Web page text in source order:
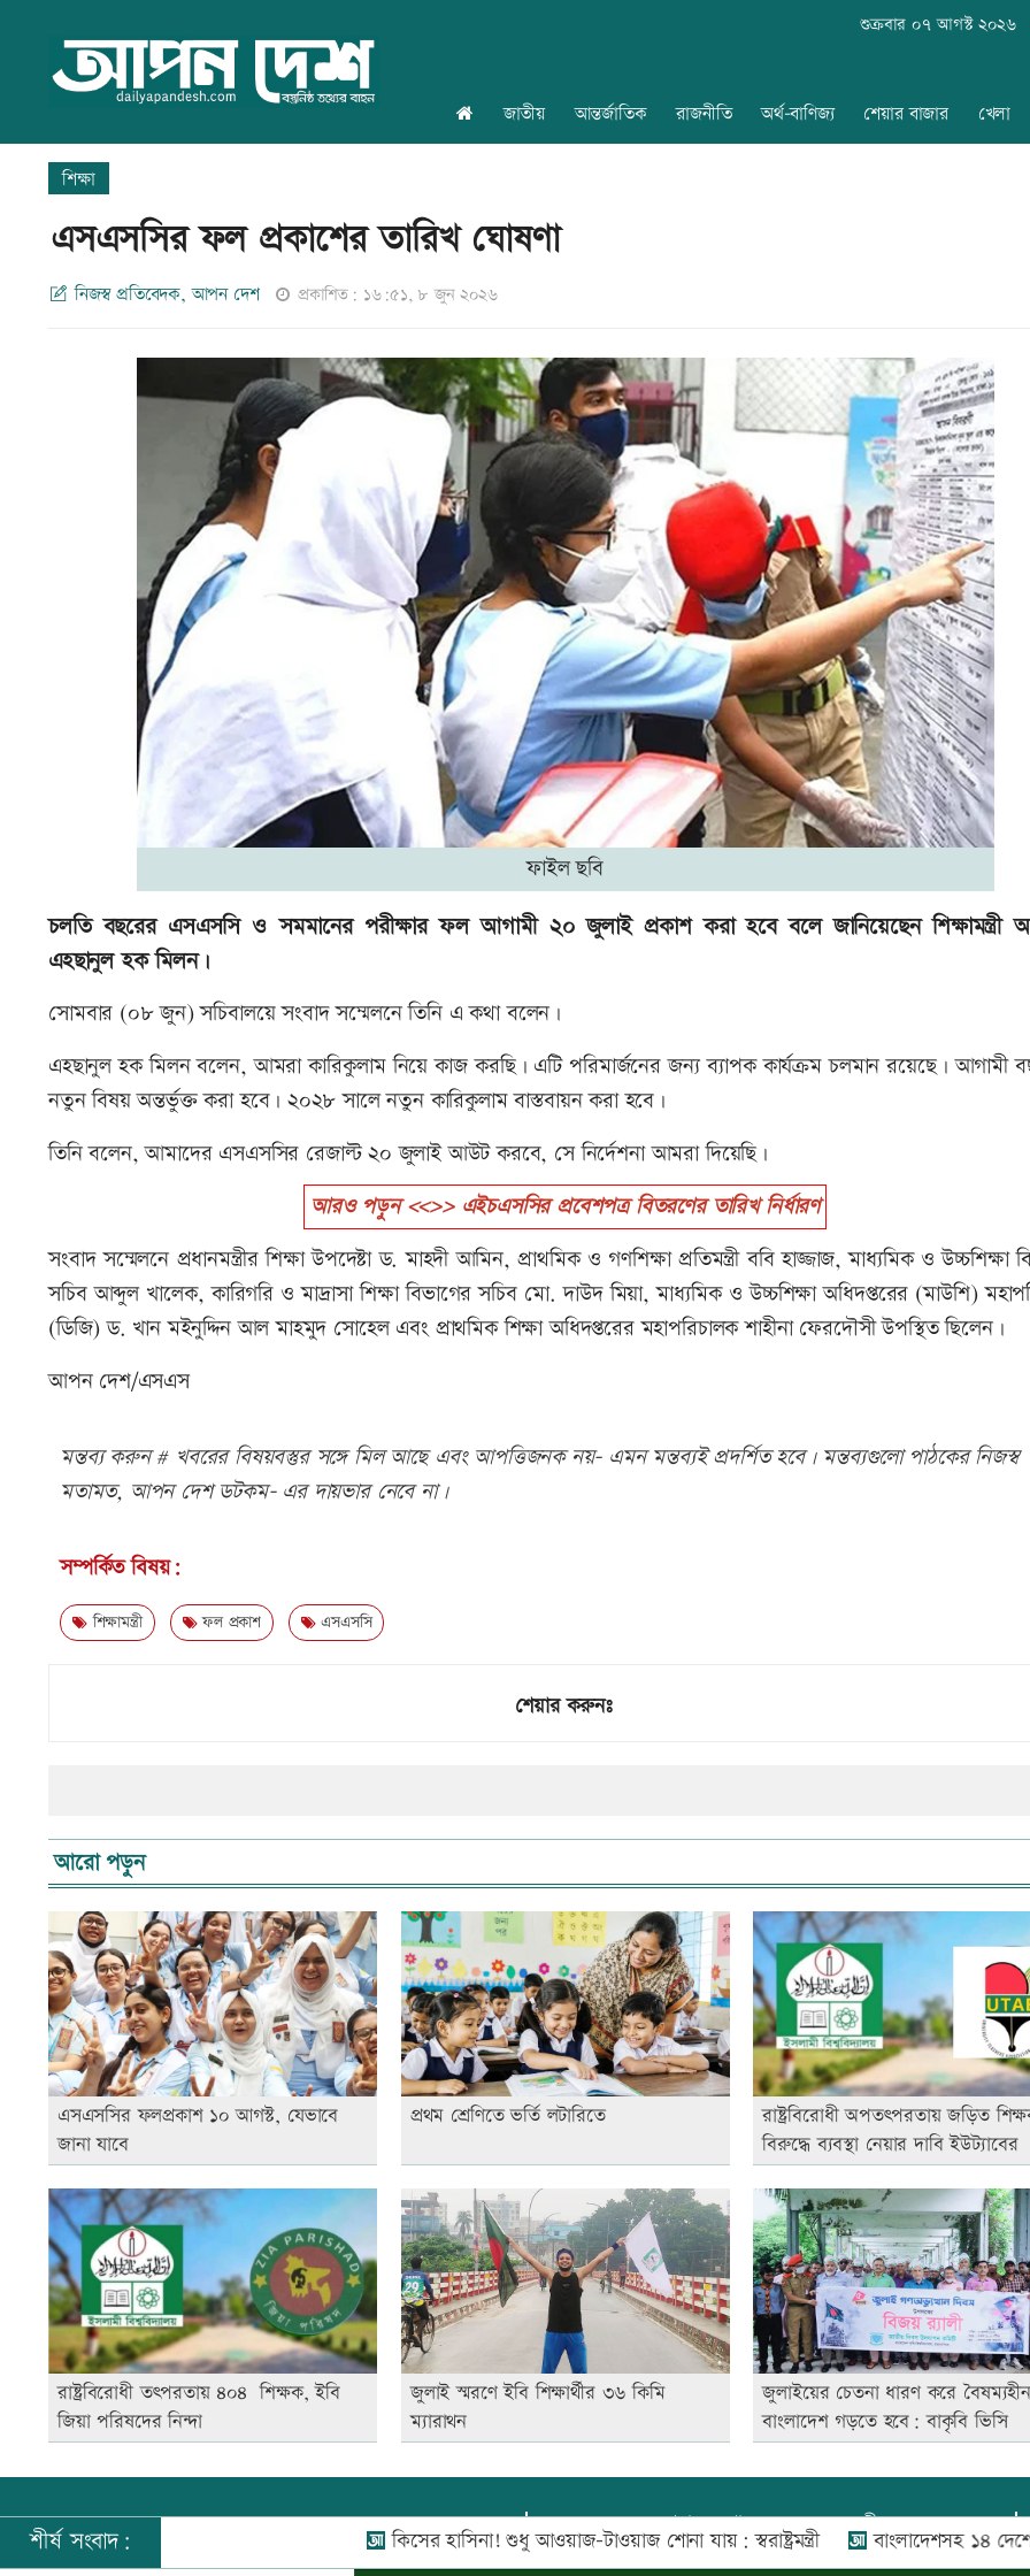
শুক্রবার ০৭ আগস্ট ২০২৬
জাতীয় আন্তর্জাতিক রাজনীতি অর্থ-বাণিজ্য শেয়ার বাজার খেলা
শিক্ষা
এসএসসির ফল প্রকাশের তারিখ ঘোষণা
নিজস্ব প্রতিবেদক, আপন দেশ প্রকাশিত: ১৬:৫১, ৮ জুন ২০২৬
ফাইল ছবি
চলতি বছরের এসএসসি ও সমমানের পরীক্ষার ফল আগামী ২০ জুলাই প্রকাশ করা হবে বলে জানিয়েছেন
এহছানুল হক মিলন।
সোমবার (০৮ জুন) সচিবালয়ে সংবাদ সম্মেলনে তিনি এ কথা বলেন।
এহছানুল হক মিলন বলেন, আমরা কারিকুলাম নিয়ে কাজ করছি। এটি পরিমার্জনের জন্য ব্যাপক কার্যক্রম চলমান রয়েছে। আগামী
নতুন বিষয় অন্তর্ভুক্ত করা হবে। ২০২৮ সালে নতুন কারিকুলাম বাস্তবায়ন করা হবে।
তিনি বলেন, আমাদের এসএসসির রেজাল্ট ২০ জুলাই আউট করবে, সে নির্দেশনা আমরা দিয়েছি।
আরও পড়ুন <<>> এইচএসসির প্রবেশপত্র বিতরণের তারিখ নির্ধারণ
সংবাদ সম্মেলনে প্রধানমন্ত্রীর শিক্ষা উপদেষ্টা ড. মাহদী আমিন, প্রাথমিক ও গণশিক্ষা প্রতিমন্ত্রী ববি হাজ্জাজ, মাধ্যমিক ও উচ্চশিক্ষা
সচিব আব্দুল খালেক, কারিগরি ও মাদ্রাসা শিক্ষা বিভাগের সচিব মো. দাউদ মিয়া, মাধ্যমিক ও উচ্চশিক্ষা অধিদপ্তরের (মাউশি)
(ডিজি) ড. খান মইনুদ্দিন আল মাহমুদ সোহেল এবং প্রাথমিক শিক্ষা অধিদপ্তরের মহাপরিচালক শাহীনা ফেরদৌসী উপস্থিত ছিলেন।
আপন দেশ/এসএস
মন্তব্য করুন # খবরের বিষয়বস্তুর সঙ্গে মিল আছে এবং আপত্তিজনক নয়- এমন মন্তব্যই প্রদর্শিত হবে। মন্তব্যগুলো পাঠকের নিজস্ব
মতামত, আপন দেশ ডটকম- এর দায়ভার নেবে না।
সম্পর্কিত বিষয়:
শিক্ষামন্ত্রী ফল প্রকাশ এসএসসি
শেয়ার করুনঃ
আরো পড়ুন
এসএসসির ফলপ্রকাশ ১০ আগস্ট, যেভাবে
জানা যাবে
প্রথম শ্রেণিতে ভর্তি লটারিতে
রাষ্ট্রবিরোধী অপতৎপরতায় জড়িত
বিরুদ্ধে ব্যবস্থা নেয়ার দাবি ইউট্যাবের
রাষ্ট্রবিরোধী তৎপরতায় ৪০৪ শিক্ষক, ইবি
জিয়া পরিষদের নিন্দা
জুলাই স্মরণে ইবি শিক্ষার্থীর ৩৬ কিমি
ম্যারাথন
জুলাইয়ের চেতনা ধারণ করে বৈষম্যহীন
বাংলাদেশ গড়তে হবে: বাকৃবি ভিসি
প্রধান সম্পাদক:আফজাল বারী
প্রোমিতা আফরিন কর্তৃক সম্পাদিত ও প্রকাশিত
শীর্ষ সংবাদ: কিসের হাসিনা! শুধু আওয়াজ-টাওয়াজ শোনা যায়: স্বরাষ্ট্রমন্ত্রী বাংলাদেশসহ ১৪ দেশের